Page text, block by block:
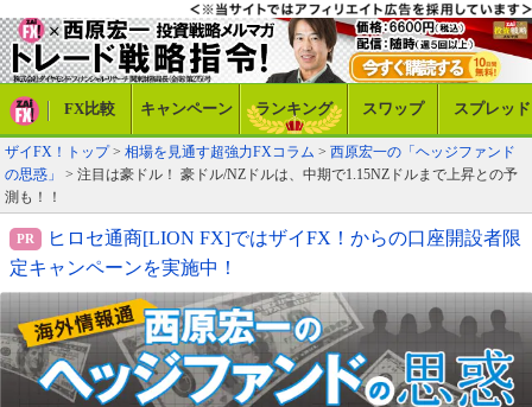
FX比較 キャンペーン ランキング スワップ スプレッド
ザイFX！トップ> 相場を見通す超強力FXコラム > 西原宏一の「ヘッジファンド
の思惑」
> 注目は豪ドル！ 豪ドル/NZドルは、中期で1.15NZドルまで上昇との予
測も！！
ヒロセ通商[LION FX]ではザイFX！からの口座開設者限
定キャンペーンを実施中！